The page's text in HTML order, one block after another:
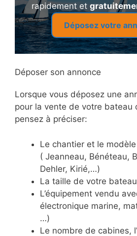
rapidement et
Déposez votre
Déposer son annonce
Lorsque vous déposez une
pour la vente de votre bateau
pensez à préciser:
Le chantier et le
( Jeanneau, Bénéteau,
Dehler, Kirié,…)
La taille de votre bateau
L’équipement vendu
électronique marine,
…)
Le nombre de cabines,